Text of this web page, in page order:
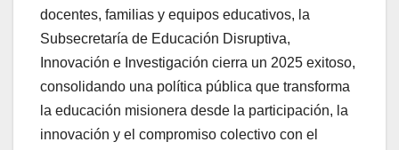
docentes, familias y equipos educativos, la
Subsecretaría de Educación Disruptiva,
Innovación e Investigación cierra un 2025 exitoso,
consolidando una política pública que transforma
la educación misionera desde la participación, la
innovación y el compromiso colectivo con el